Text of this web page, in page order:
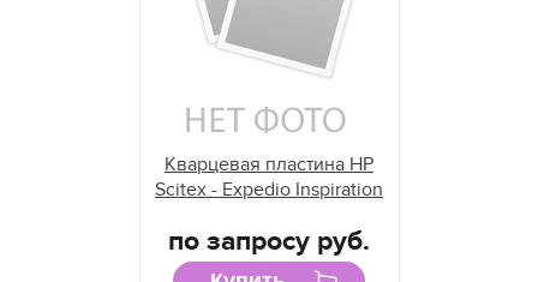
Кварцевая пластина HP
Scitex - Expedio Inspiration
по запросу руб.